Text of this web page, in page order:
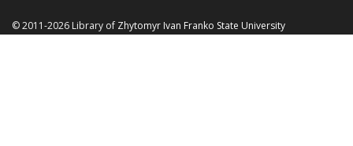
© 2011-2026 Library of Zhytomyr Ivan Franko State University